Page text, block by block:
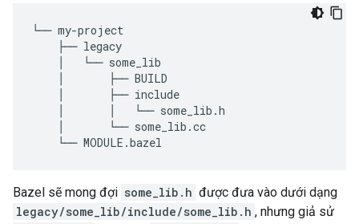
└── my-project
├── legacy
└── some_lib
├── BUILD
├── include
└── some_lib .h
└── some_lib .cc
└── MODULE .bazel
Bazel sẽ mong đợi some_lib.h được đưa vào dưới dạng
legacy/some_lib/include/some_lib.h , nhưng giả sử